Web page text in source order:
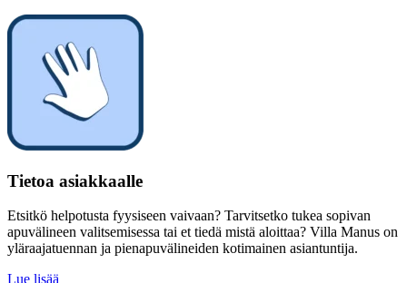
Tietoa asiakkaalle
Etsitkö helpotusta fyysiseen vaivaan? Tarvitsetko tukea sopivan
apuvälineen valitsemisessa tai et tiedä mistä aloittaa? Villa Manus on
yläraajatuennan ja pienapuvälineiden kotimainen asiantuntija.
Lue lisää